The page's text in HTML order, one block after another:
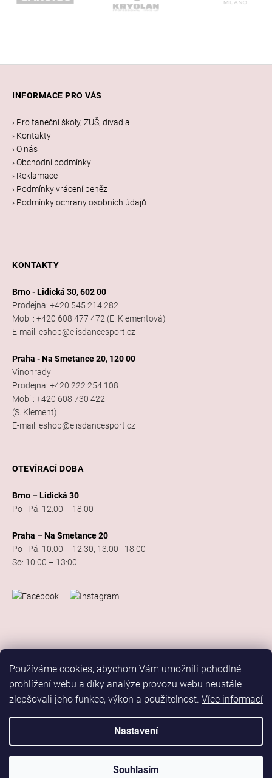
Používáme cookies, abychom Vám umožnili pohodlné
prohlížení webu a díky analýze provozu webu neustále
zlepšovali jeho funkce, výkon a použitelnost. Více informací
Nastavení
Souhlasím
INFORMACE PRO VÁS
› Pro taneční školy, ZUŠ, divadla
› Kontakty
› O nás
› Obchodní podmínky
› Reklamace
› Podmínky vrácení peněz
› Podmínky ochrany osobních údajů
KONTAKTY
Brno - Lidická 30, 602 00
Prodejna: +420 545 214 282
Mobil: +420 608 477 472 (E. Klementová)
E-mail: eshop@elisdancesport.cz
Praha - Na Smetance 20, 120 00
Vinohrady
Prodejna: +420 222 254 108
Mobil: +420 608 730 422
(S. Klement)
E-mail: eshop@elisdancesport.cz
OTEVÍRACÍ DOBA
Brno – Lidická 30
Po–Pá: 12:00 – 18:00
Praha – Na Smetance 20
Po–Pá: 10:00 – 12:30, 13:00 - 18:00
So: 10:00 – 13:00
Vytvořil Shoptet
Elis Dance Sport . Všechna práva vyhrazena.
Upravit nastavení cookiesMarketing